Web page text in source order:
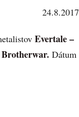
24.8.2017
Evertale –
Dátum